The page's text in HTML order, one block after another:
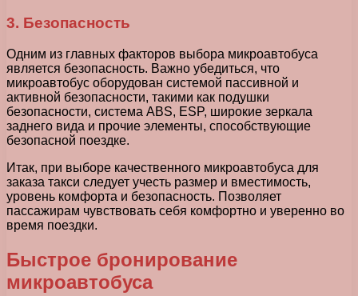
3. Безопасность
Одним из главных факторов выбора микроавтобуса
является безопасность. Важно убедиться, что
микроавтобус оборудован системой пассивной и
активной безопасности, такими как подушки
безопасности, система ABS, ESP, широкие зеркала
заднего вида и прочие элементы, способствующие
безопасной поездке.
Итак, при выборе качественного микроавтобуса для
заказа такси следует учесть размер и вместимость,
уровень комфорта и безопасность. Позволяет
пассажирам чувствовать себя комфортно и уверенно во
время поездки.
Быстрое бронирование
микроавтобуса